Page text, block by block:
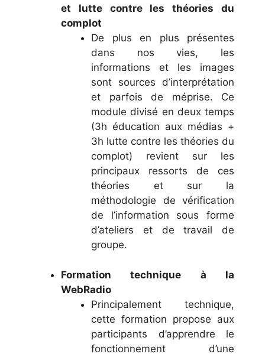
et lutte contre les théories du
complot
De plus en plus présentes
dans nos vies, les
informations et les images
sont sources d’interprétation
et parfois de méprise. Ce
module divisé en deux temps
(3h éducation aux médias +
3h lutte contre les théories du
complot) revient sur les
principaux ressorts de ces
théories et sur la
méthodologie de vérification
de l’information sous forme
d’ateliers et de travail de
groupe.
Formation technique à la
WebRadio
Principalement technique,
cette formation propose aux
participants d’apprendre le
fonctionnement d’une